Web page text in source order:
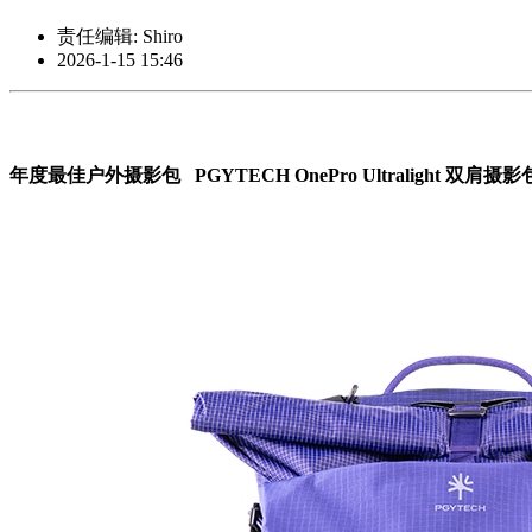
责任编辑: Shiro
2026-1-15 15:46
年度最佳户外摄影包 PGYTECH OnePro Ultralight 双肩摄影